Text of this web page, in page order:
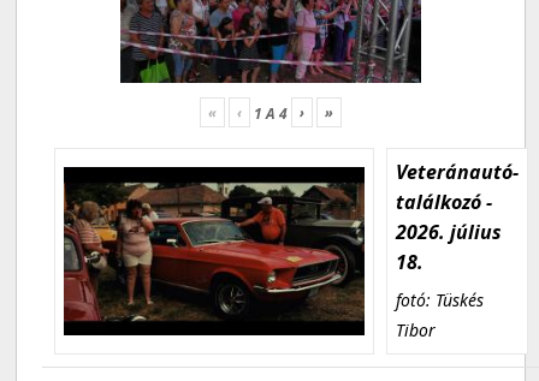
« ‹ 1A 4 › »
Veteránautó-
találkozó -
2026. július
18.
fotó: Tüskés
Tibor